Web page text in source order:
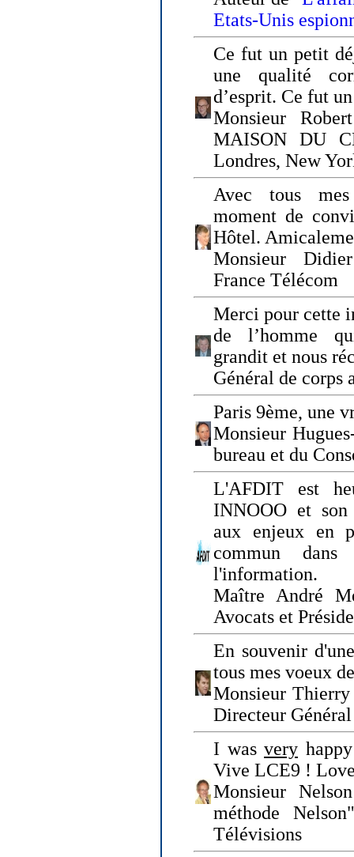
Etats-Unis
Ce fut un petit
une qualité
d’esprit. Ce fut
Monsieur
MAISON DU
Londres, New
Avec tous
moment de
Hôtel.
Monsieur
France Télécom
Merci pour cette
de l’homme
grandit et nous
Général de corps
Paris 9ème, une
Monsieur
bureau et du
L'AFDIT est
INNOOO et
aux enjeux en
commun
l'information.
Maître André
Avocats et
En souvenir
tous mes voeux
Monsieur
Directeur
I was very
Vive LCE9 !
Monsieur
méthode
Télévisions